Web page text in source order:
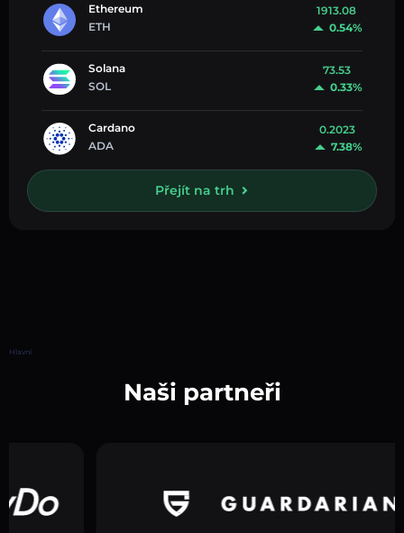
Ethereum
ETH
1913.08
0.54%
Solana
SOL
73.53
0.33%
Cardano
ADA
0.2023
7.38%
Přejít na trh
Hlavní
Naši partneři